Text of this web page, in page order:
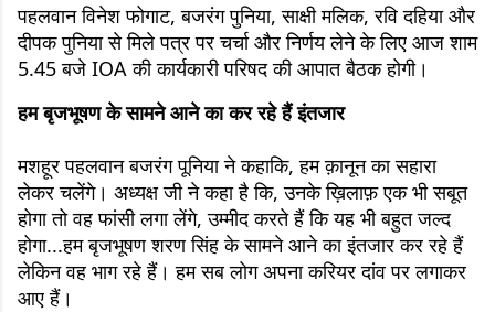
पहलवान विनेश फोगाट, बजरंग पुनिया, साक्षी मलिक, रवि दहिया और
दीपक पुनिया से मिले पत्र पर चर्चा और निर्णय लेने के लिए आज शाम
5.45 बजे IOA की कार्यकारी परिषद की आपात बैठक होगी।
हम बृजभूषण के सामने आने का कर रहे हैं इंतजार
मशहूर पहलवान बजरंग पूनिया ने कहाकि, हम क़ानून का सहारा
लेकर चलेंगे। अध्यक्ष जी ने कहा है कि, उनके ख़िलाफ़ एक भी सबूत
होगा तो वह फांसी लगा लेंगे, उम्मीद करते हैं कि यह भी बहुत जल्द
होगा...हम बृजभूषण शरण सिंह के सामने आने का इंतजार कर रहे हैं
लेकिन वह भाग रहे हैं। हम सब लोग अपना करियर दांव पर लगाकर
आए हैं।